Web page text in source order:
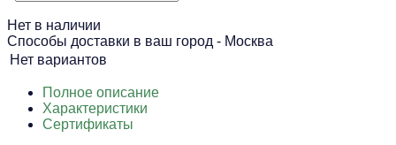
Нет в наличии
Способы доставки в ваш город - Москва
Нет вариантов
Полное описание
Характеристики
Сертификаты